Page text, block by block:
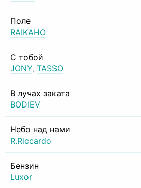
Поле
RAIKAHO
С тобой
JONY, TASSO
В лучах заката
BODIEV
Небо над нами
R.Riccardo
Бензин
Luxor